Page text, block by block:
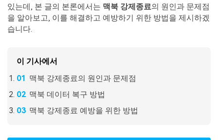
리커버릿 무료 버전
기타 프로그램
Repairit - 데이터 복구
데이터 손실 시나리오
있는데, 본 글의 본론에서는 맥북 강제종료의 원인과 문제점
을 알아보고, 이를 해결하고 예방하기 위한 방법을 제시하겠
습니다.
이 기사에서
맥북 강제종료의 원인과 문제점
맥북 데이터 복구 방법
맥북 강제종료 예방을 위한 방법